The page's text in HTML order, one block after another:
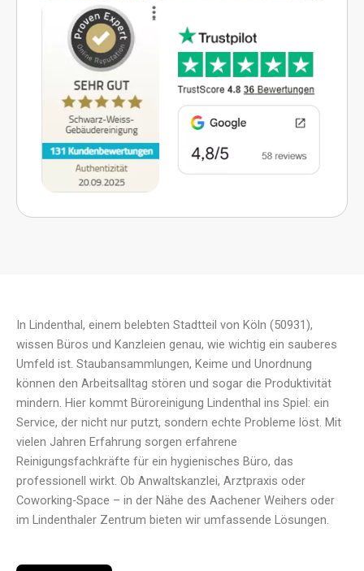
In Lindenthal, einem belebten Stadtteil von Köln (50931),
wissen Büros und Kanzleien genau, wie wichtig ein sauberes
Umfeld ist. Staubansammlungen, Keime und Unordnung
können den Arbeitsalltag stören und sogar die Produktivität
mindern. Hier kommt Büroreinigung Lindenthal ins Spiel: ein
Service, der nicht nur putzt, sondern echte Probleme löst. Mit
vielen Jahren Erfahrung sorgen erfahrene
Reinigungsfachkräfte für ein hygienisches Büro, das
professionell wirkt. Ob Anwaltskanzlei, Arztpraxis oder
Coworking-Space – in der Nähe des Aachener Weihers oder
im Lindenthaler Zentrum bieten wir umfassende Lösungen.